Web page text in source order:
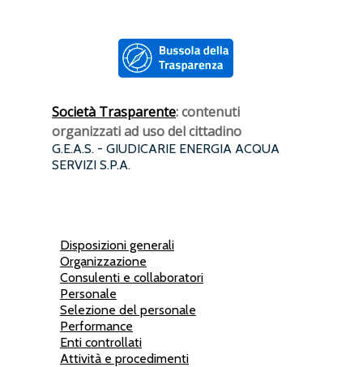
Società Trasparente: contenuti
organizzati ad uso del cittadino
G.E.A.S. - GIUDICARIE ENERGIA ACQUA
SERVIZI S.P.A.
Disposizioni generali
Organizzazione
Consulenti e collaboratori
Personale
Selezione del personale
Performance
Enti controllati
Attività e procedimenti